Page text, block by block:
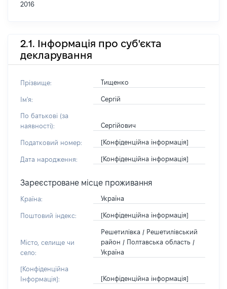
2016
2.1. Інформація про суб'єкта
декларування
Прізвище: Тищенко
Ім'я: Сергій
По батькові (за
наявності):
Сергійович
Податковий номер: [Конфіденційна інформація]
Дата народження: [Конфіденційна інформація]
Зареєстроване місце проживання
Країна: Україна
Поштовий індекс: [Конфіденційна інформація]
Місто, селище чи
село:
Решетилівка / Решетилівський
район / Полтавська область /
Україна
[Конфіденційна
Інформація]:
[Конфіденційна інформація]